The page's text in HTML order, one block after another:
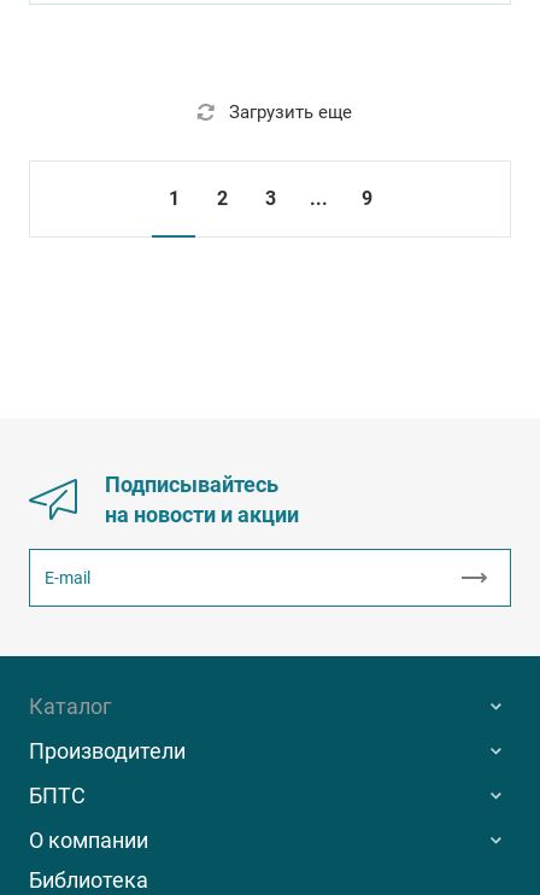
Загрузить еще
1 2 3 ... 9
Подписывайтесь
на новости и акции
Каталог
Производители
БПТС
О компании
Библиотека